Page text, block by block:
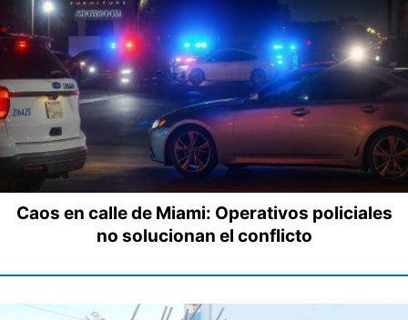
Caos en calle de Miami: Operativos policiales
no solucionan el conflicto